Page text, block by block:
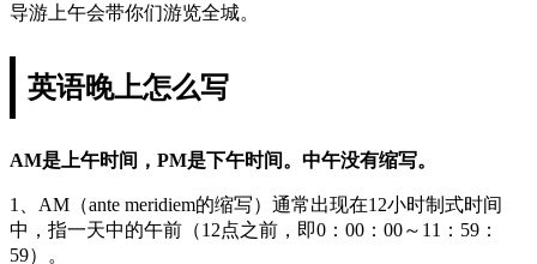
导游上午会带你们游览全城。
英语晚上怎么写
AM是上午时间，PM是下午时间。中午没有缩写。
1、AM（ante meridiem的缩写）通常出现在12小时制式时间
中，指一天中的午前（12点之前，即0：00：00～11：59：
59）。